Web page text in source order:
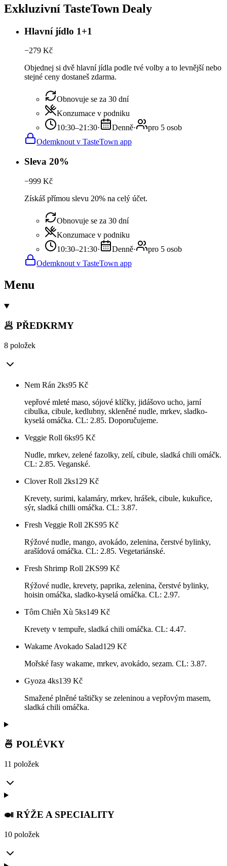
Exkluzivní TasteTown Dealy
Hlavní jídlo 1+1
−279 Kč
Objednej si dvě hlavní jídla podle tvé volby a to levnější nebo
stejné ceny dostaneš zdarma.
Obnovuje se za 30 dní
Konzumace v podniku
10:30–21:30· Denně·
pro 5 osob
Odemknout v TasteTown app
Sleva 20%
−999 Kč
Získáš přímou slevu 20% na celý účet.
Obnovuje se za 30 dní
Konzumace v podniku
10:30–21:30· Denně·
pro 5 osob
Odemknout v TasteTown app
Menu
🥟 PŘEDKRMY
8 položek
Nem Rán 2ks95 Kč
vepřové mleté maso, sójové klíčky, jidášovo ucho, jarní
cibulka, cibule, kedlubny, skleněné nudle, mrkev, sladko-
kyselá omáčka. CL: 2.85. Doporučujeme.
Veggie Roll 6ks95 Kč
Nudle, mrkev, zelené fazolky, zelí, cibule, sladká chili omáčk.
CL: 2.85. Veganské.
Clover Roll 2ks129 Kč
Krevety, surimi, kalamáry, mrkev, hrášek, cibule, kukuřice,
sýr, sladká chilli omáčka. CL: 3.87.
Fresh Veggie Roll 2KS95 Kč
Rýžové nudle, mango, avokádo, zelenina, čerstvé bylinky,
arašídová omáčka. CL: 2.85. Vegetariánské.
Fresh Shrimp Roll 2KS99 Kč
Rýžové nudle, krevety, paprika, zelenina, čerstvé bylinky,
hoisin omáčka, sladko-kyselá omáčka. CL: 2.97.
Tôm Chiên Xù 5ks149 Kč
Krevety v tempuře, sladká chili omáčka. CL: 4.47.
Wakame Avokado Salad129 Kč
Mořské řasy wakame, mrkev, avokádo, sezam. CL: 3.87.
Gyoza 4ks139 Kč
Smažené plněné taštičky se zeleninou a vepřovým masem,
sladká chili omáčka.
🍜 POLÉVKY
11 položek
🍛 RÝŽE A SPECIALITY
10 položek